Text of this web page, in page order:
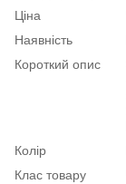
Ціна
Наявність
Короткий опис
Колір
Клас товару